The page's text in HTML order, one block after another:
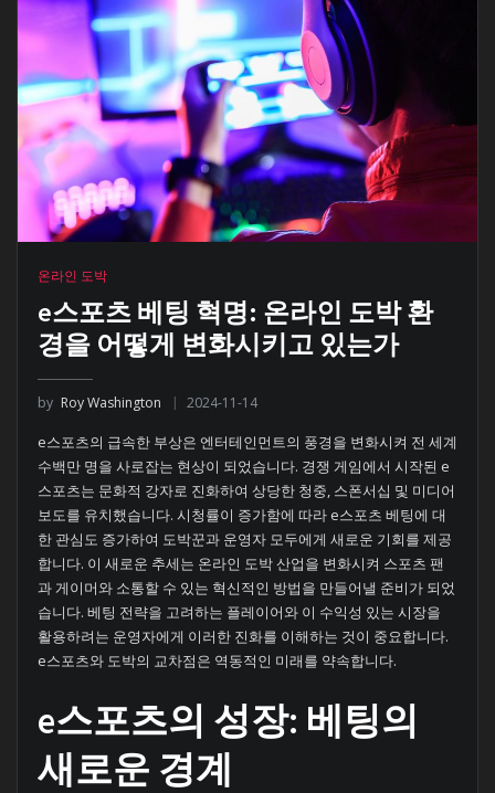
온라인 도박
e스포츠 베팅 혁명: 온라인 도박 환
경을 어떻게 변화시키고 있는가
by Roy Washington 2024-11-14
e스포츠의 급속한 부상은 엔터테인먼트의 풍경을 변화시켜 전 세계
수백만 명을 사로잡는 현상이 되었습니다. 경쟁 게임에서 시작된 e
스포츠는 문화적 강자로 진화하여 상당한 청중, 스폰서십 및 미디어
보도를 유치했습니다. 시청률이 증가함에 따라 e스포츠 베팅에 대
한 관심도 증가하여 도박꾼과 운영자 모두에게 새로운 기회를 제공
합니다. 이 새로운 추세는 온라인 도박 산업을 변화시켜 스포츠 팬
과 게이머와 소통할 수 있는 혁신적인 방법을 만들어낼 준비가 되었
습니다. 베팅 전략을 고려하는 플레이어와 이 수익성 있는 시장을
활용하려는 운영자에게 이러한 진화를 이해하는 것이 중요합니다.
e스포츠와 도박의 교차점은 역동적인 미래를 약속합니다.
e스포츠의 성장: 베팅의
새로운 경계